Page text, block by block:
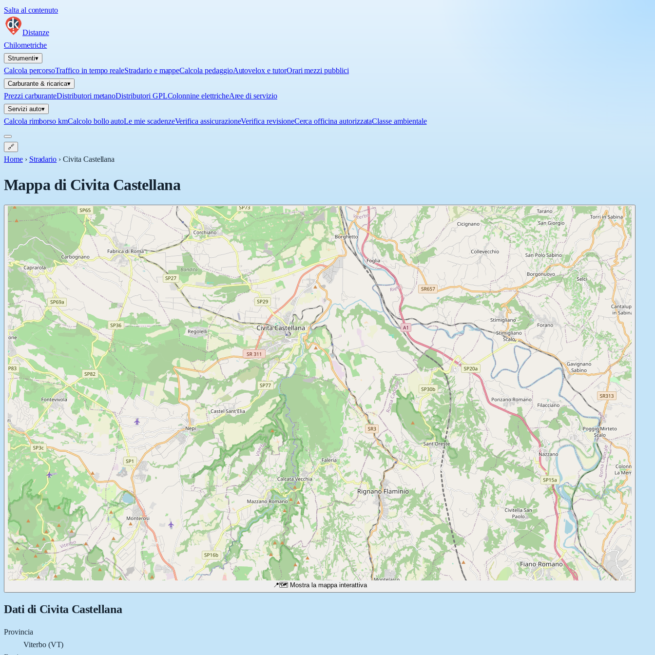
Salta al contenuto
Distanze
Chilometriche
Strumenti▾
Calcola percorsoTraffico in tempo realeStradario e mappeCalcola pedaggioAutovelox e tutorOrari mezzi pubblici
Carburante & ricarica▾
Prezzi carburanteDistributori metanoDistributori GPLColonnine elettricheAree di servizio
Servizi auto▾
Calcola rimborso kmCalcolo bollo autoLe mie scadenzeVerifica assicurazioneVerifica revisioneCerca officina autorizzataClasse ambientale
🔗
Home › Stradario ›Civita Castellana
Mappa di Civita Castellana
📍🗺️ Mostra la mappa interattiva
Dati di Civita Castellana
Provincia
Viterbo (VT)